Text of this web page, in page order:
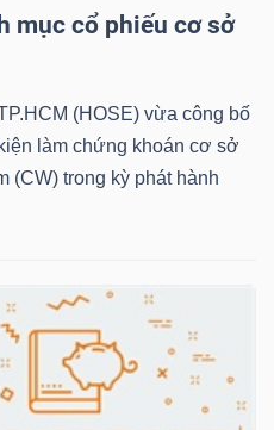
mục cổ phiếu cơ sở
(HOSE) vừa công bố
làm chứng khoán cơ sở
(CW) trong kỳ phát hành